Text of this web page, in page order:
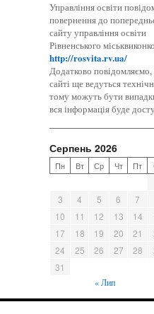
Управління освіти
повернення до
сайту управління освіти
Рівненського
http://rosvita.rv.ua/
Додатково
сайті ще ведуться
тому можуть бути
вся інформація буде
Серпень 2026
Пн Вт Ср Чт Пт
3
4 5 6 7
10
11 12 13 14
17
18 19 20 21
24
25 26 27 28
31
« Лип